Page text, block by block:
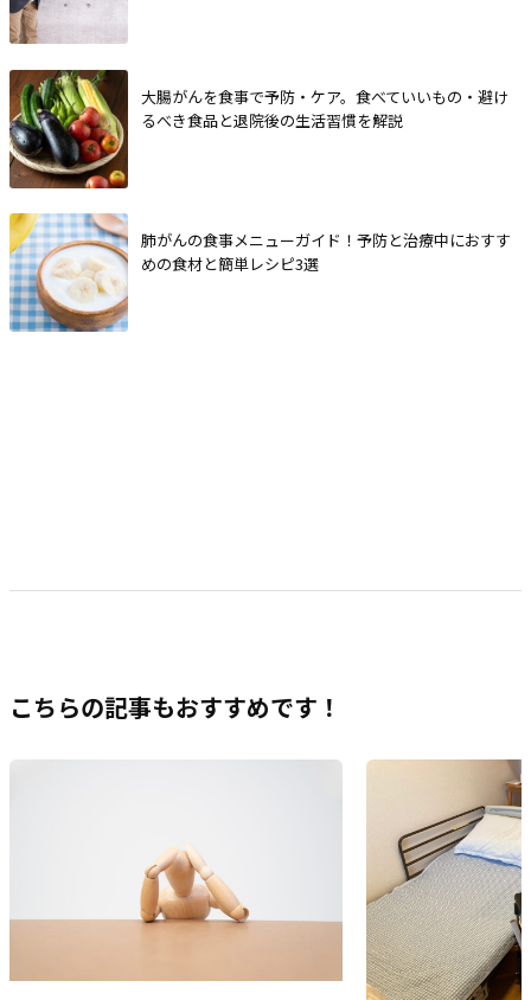
大腸がんを食事で予防・ケア。食べていいもの・避け
るべき食品と退院後の生活習慣を解説
肺がんの食事メニューガイド！予防と治療中におすす
めの食材と簡単レシピ3選
こちらの記事もおすすめです！